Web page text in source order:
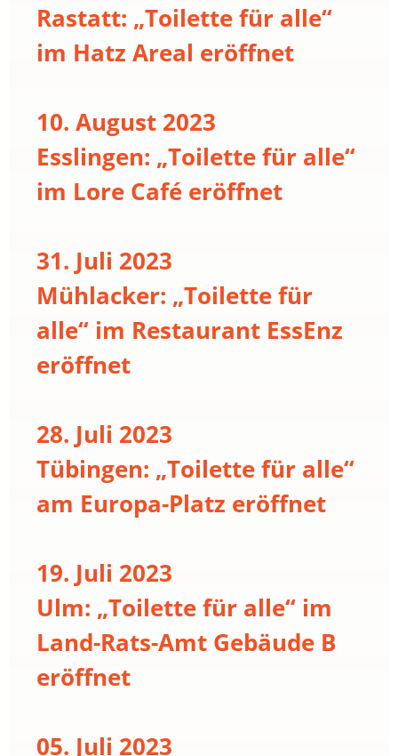
Rastatt: „Toilette für alle“
im Hatz Areal eröffnet
10. August 2023
Esslingen: „Toilette für alle“
im Lore Café eröffnet
31. Juli 2023
Mühlacker: „Toilette für
alle“ im Restaurant EssEnz
eröffnet
28. Juli 2023
Tübingen: „Toilette für alle“
am Europa-Platz eröffnet
19. Juli 2023
Ulm: „Toilette für alle“ im
Land-Rats-Amt Gebäude B
eröffnet
05. Juli 2023